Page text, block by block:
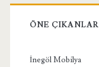
ÖNE ÇIKANLAR
İnegöl Mobilya